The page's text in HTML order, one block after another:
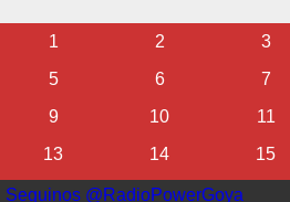
Seguinos @RadioPowerGoya
1 2 3
5
6 7
9
10 11
13
14 15
17
18